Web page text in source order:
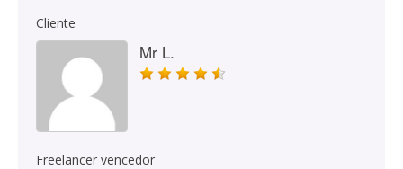
Cliente
Mr L.
Freelancer vencedor